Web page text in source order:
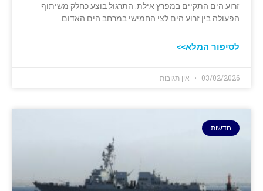
זרוע הים התקיים במפרץ אילת. התרגול בוצע כחלק משיתוף
הפעולה בין זרוע הים לצי החמישי במרחב הים האדום.
לסיפור המלא>>
03/02/2026 אין תגובות
חדשות